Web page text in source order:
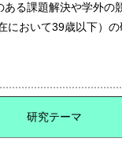
る課題解決や学外の
おいて39歳以下）の
研究テーマ